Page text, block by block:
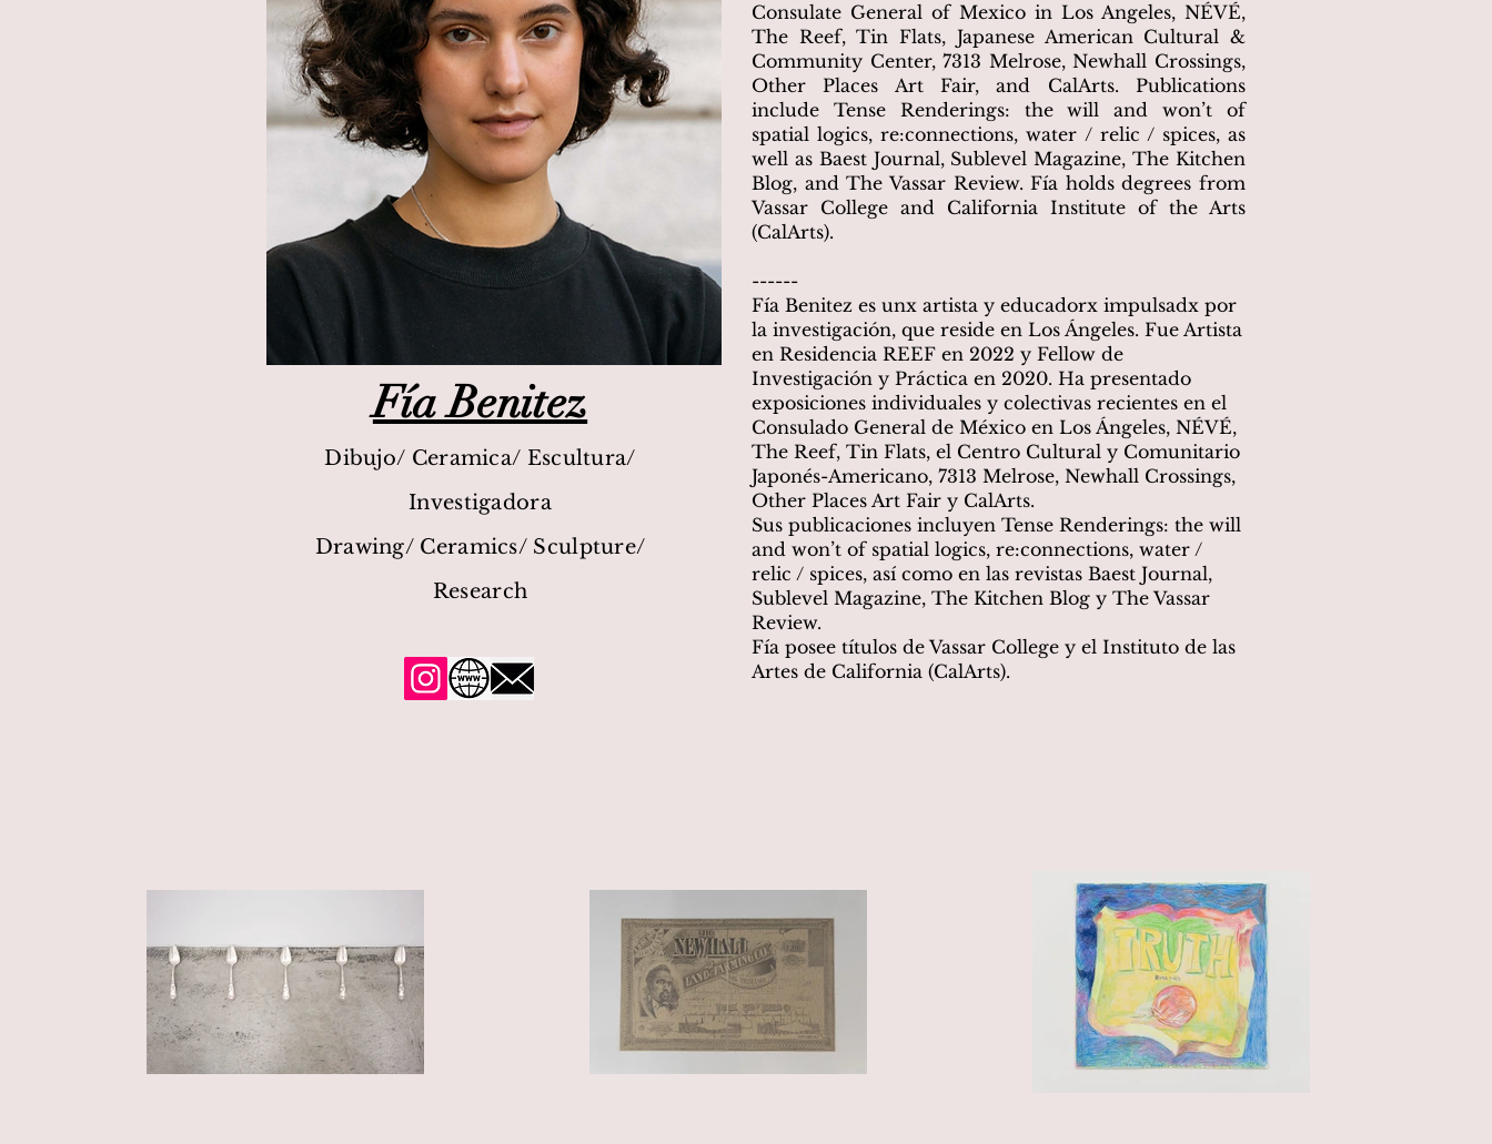
Fía Benitez
Dibujo/ Ceramica/ Escultura/
Investigadora
Drawing/ Ceramics/ Sculpture/
Research
Consulate General of Mexico in Los Angeles, NÉVÉ,
The Reef, Tin Flats, Japanese American Cultural &
Community Center, 7313 Melrose, Newhall Crossings,
Other Places Art Fair, and CalArts. Publications
include Tense Renderings: the will and won’t of
spatial logics, re:connections, water / relic / spices, as
well as Baest Journal, Sublevel Magazine, The Kitchen
Blog, and The Vassar Review. Fía holds degrees from
Vassar College and California Institute of the Arts
(CalArts).
------
Fía Benitez es unx artista y educadorx impulsadx por
la investigación, que reside en Los Ángeles. Fue Artista
en Residencia REEF en 2022 y Fellow de
Investigación y Práctica en 2020. Ha presentado
exposiciones individuales y colectivas recientes en el
Consulado General de México en Los Ángeles, NÉVÉ,
The Reef, Tin Flats, el Centro Cultural y Comunitario
Japonés-Americano, 7313 Melrose, Newhall Crossings,
Other Places Art Fair y CalArts.
Sus publicaciones incluyen Tense Renderings: the will
and won’t of spatial logics, re:connections, water /
relic / spices, así como en las revistas Baest Journal,
Sublevel Magazine, The Kitchen Blog y The Vassar
Review.
Fía posee títulos de Vassar College y el Instituto de las
Artes de California (CalArts).